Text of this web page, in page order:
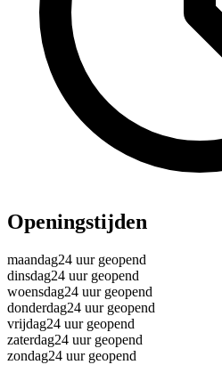
Openingstijden
maandag24 uur geopend
dinsdag24 uur geopend
woensdag24 uur geopend
donderdag24 uur geopend
vrijdag24 uur geopend
zaterdag24 uur geopend
zondag24 uur geopend